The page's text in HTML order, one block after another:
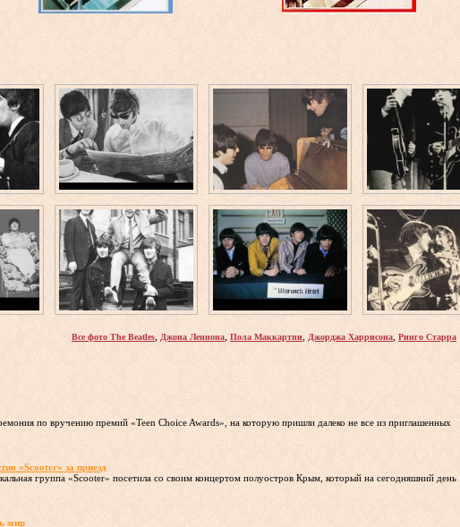
Все фото The Beatles, Джона Леннона, Пола Маккартни, Джорджа Харрисона, Ринго Старра
по вручению премий «Teen Choice Awards», на которую пришли далеко не все из приглашенных
«Scooter» за приезд
группа «Scooter» посетила со своим концертом полуостров Крым, который на сегодняшний день
мир